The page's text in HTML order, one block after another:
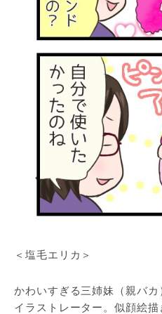
＜塩毛エリカ＞
かわいすぎる三姉妹（親バカ
イラストレーター。似顔絵描